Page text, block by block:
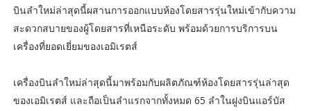
บินลำใหม่ล่าสุดนี้ผสานการออกแบบห้องโดยสารรุ่นใหม่เข้ากับความ
สะดวกสบายของผู้โดยสารที่เหนือระดับ พร้อมด้วยการบริการบน
เครื่องที่ยอดเยี่ยมของเอมิเรตส์
เครื่องบินลำใหม่ล่าสุดนี้มาพร้อมกับผลิตภัณฑ์ห้องโดยสารรุ่นล่าสุด
ของเอมิเรตส์ และถือเป็นลำแรกจากทั้งหมด 65 ลำในฝูงบินแอร์บัส